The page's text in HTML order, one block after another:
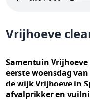
Vrijhoeve
Samentuin
eerste woensdag
de wijk Vrijhoeve in
afvalprikker en